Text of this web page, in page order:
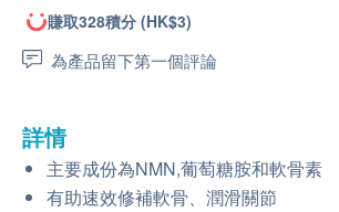
賺取328積分 (HK$3)
為產品留下第一個評論
詳情
主要成份為NMN,葡萄糖胺和軟骨素
有助速效修補軟骨、潤滑關節